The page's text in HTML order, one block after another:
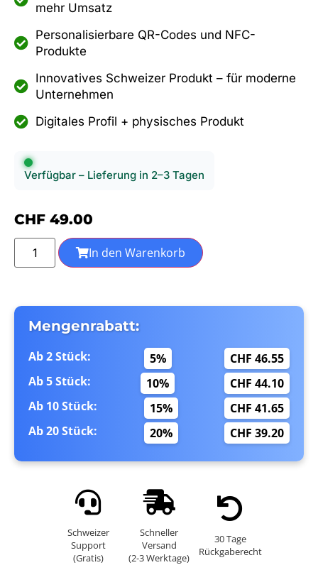
mehr Umsatz
Personalisierbare QR-Codes und NFC-
Produkte
Innovatives Schweizer Produkt – für moderne
Unternehmen
Digitales Profil + physisches Produkt
Verfügbar – Lieferung in 2–3 Tagen
CHF 49.00
In den Warenkorb
Mengenrabatt:
Ab 2 Stück: 5%
CHF 46.55
Ab 5 Stück:
10%
CHF 44.10
Ab 10 Stück:
15%
CHF 41.65
Ab 20 Stück:
20% CHF 39.20
Schweizer
Support
(Gratis)
Schneller
Versand
(2-3 Werktage)
30 Tage
Rückgaberecht